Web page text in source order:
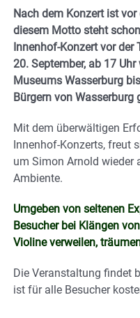
Nach dem Konzert ist
diesem Motto steht
Innenhof-Konzert vor der
20. September, ab 17
Museums Wasserburg
Bürgern von Wasserburg
Mit dem überwältigen
Innenhof-Konzerts, freut
um Simon Arnold wieder
Ambiente.
Umgeben von seltenen
Besucher bei Klängen
Violine verweilen,
Die Veranstaltung findet
ist für alle Besucher